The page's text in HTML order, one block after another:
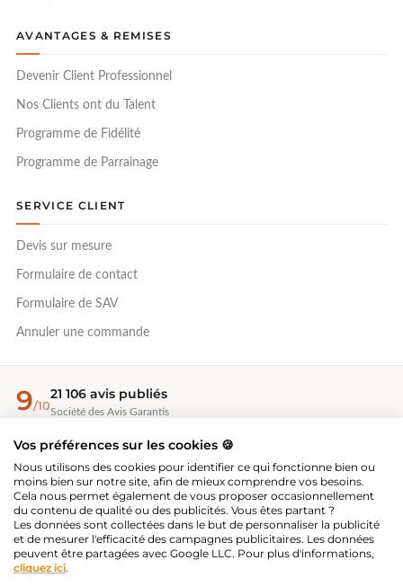
AVANTAGES & REMISES
Devenir Client Professionnel
Nos Clients ont du Talent
Programme de Fidélité
Programme de Parrainage
SERVICE CLIENT
Devis sur mesure
Formulaire de contact
Formulaire de SAV
Annuler une commande
9/10
21 106 avis publiés
Société des Avis Garantis
Évaluation RSE — 67/100, top 35 %
Great Place To Work ®
Employeur certifié 2026-2027
Vos préférences sur les cookies 🍪
Nous utilisons des cookies pour identifier ce qui fonctionne bien ou
moins bien sur notre site, afin de mieux comprendre vos besoins.
Cela nous permet également de vous proposer occasionnellement
du contenu de qualité ou des publicités. Vous êtes partant ?
Les données sont collectées dans le but de personnaliser la publicité
et de mesurer l'efficacité des campagnes publicitaires. Les données
peuvent être partagées avec Google LLC. Pour plus d'informations,
cliquez ici.